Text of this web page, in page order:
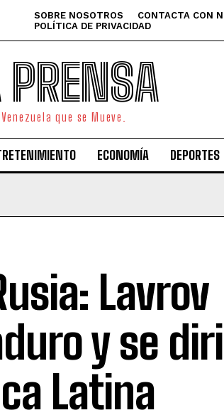
SOBRE NOSOTROS CONTACTA CON
POLÍTICA DE PRIVACIDAD
que se Mueve.
ECONOMÍA DEPORTES
Lavrov
y se
Latina